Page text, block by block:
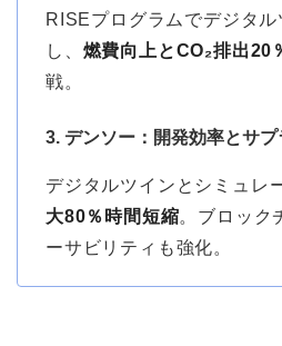
RISEプログラムでデジタ
し、 燃費向上とCO₂排出20
戦。
3. デンソー：開発効率とサ
デジタルツインとシミュレ
大80％時間短縮。ブロック
ーサビリティも強化。